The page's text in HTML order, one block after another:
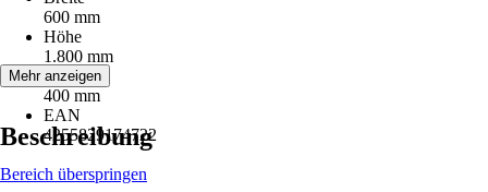
600 mm
Höhe
1.800 mm
Tiefe
400 mm
EAN
4255829174722
Mehr anzeigen
Beschreibung
Bereich überspringen